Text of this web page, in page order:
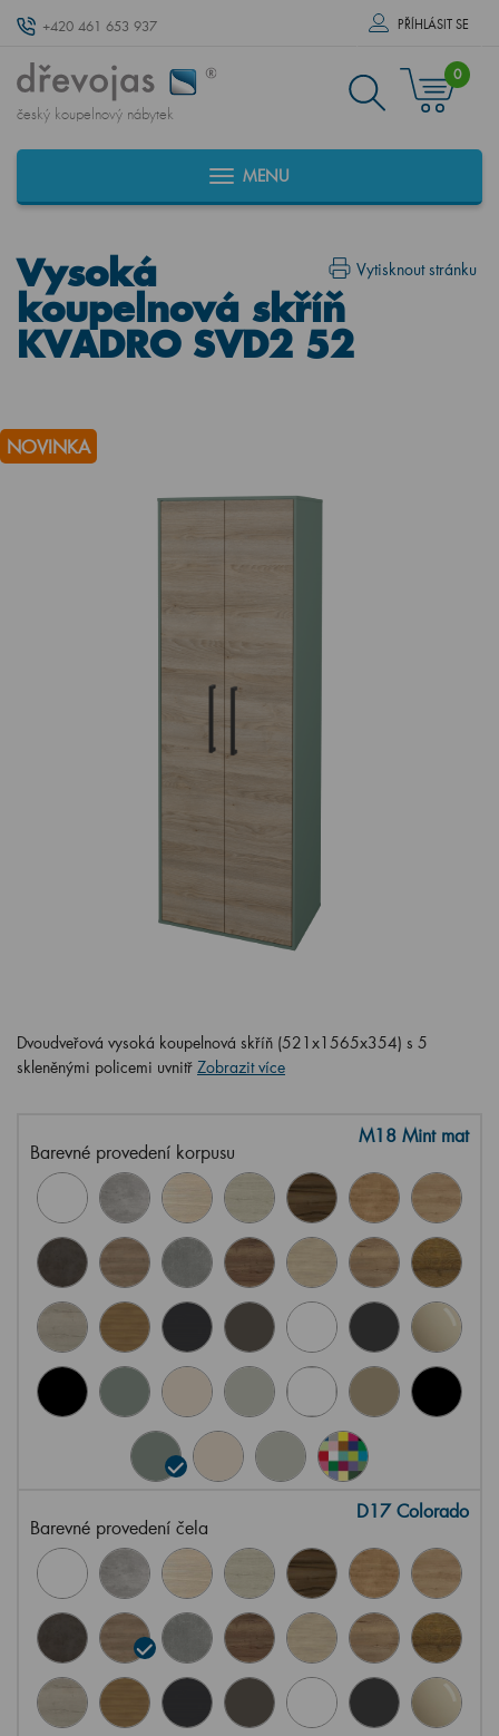
+420 461 653 937 PŘÍHLÁSIT SE
český koupelnový nábytek
0
MENU
Vytisknout stránku
Vysoká
koupelnová skříň
KVADRO SVD2 52
NOVINKA
Dvoudveřová vysoká koupelnová skříň (521x1565x354) s 5
skleněnými policemi uvnitř Zobrazit více
Barevné provedení korpusu
M18 Mint mat
Barevné provedení čela
D17 Colorado